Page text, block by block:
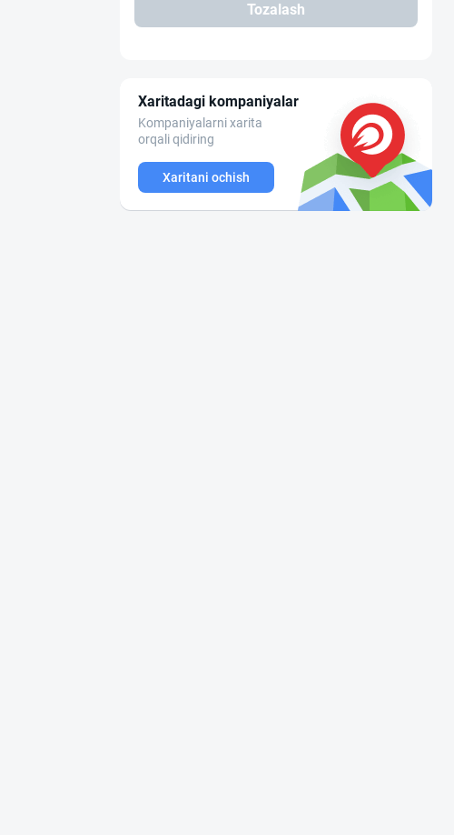
Tozalash
Xaritadagi kompaniyalar
Kompaniyalarni xarita
orqali qidiring
Xaritani ochish